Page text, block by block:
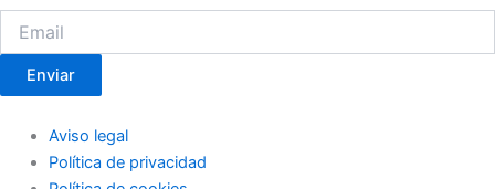
Enviar
Aviso legal
Política de privacidad